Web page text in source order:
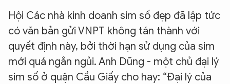
Hội Các nhà kinh doanh sim số đẹp đã lập tức
có văn bản gửi VNPT không tán thành với
quyết định này, bởi thời hạn sử dụng của sim
mới quá ngắn ngủi. Anh Dũng - một chủ đại lý
sim số ở quận Cầu Giấy cho hay: “Đại lý của